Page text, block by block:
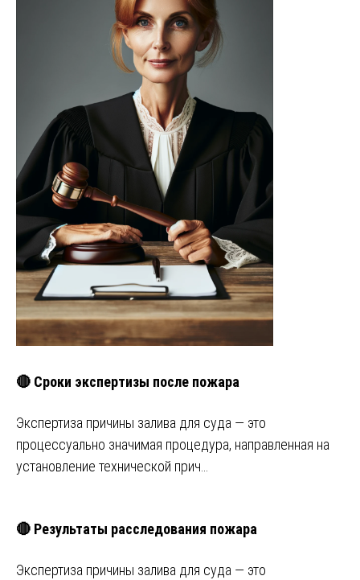
🔴 Сроки экспертизы после пожара
Экспертиза причины залива для суда — это
процессуально значимая процедура, направленная на
установление технической прич…
🔴 Результаты расследования пожара
Экспертиза причины залива для суда — это